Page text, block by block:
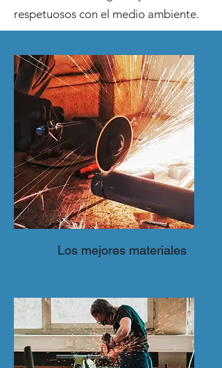
respetuosos con el medio ambiente.
Los mejores materiales